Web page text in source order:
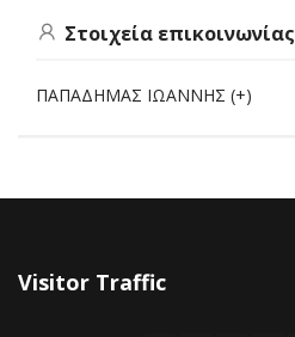
Στοιχεία επικοινωνίας
ΠΑΠΑΔΗΜΑΣ ΙΩΑΝΝΗΣ (+)
Visitor Traffic